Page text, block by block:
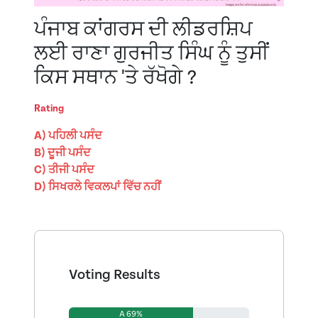
ਪੰਜਾਬ ਕਾਂਗਰਸ ਦੀ ਲੀਡਰਸ਼ਿਪ
ਲਈ ਰਾਣਾ ਗੁਰਜੀਤ ਸਿੰਘ ਨੂੰ ਤੁਸੀਂ
ਕਿਸ ਸਥਾਨ 'ਤੇ ਰੱਖੋਗੇ ?
Rating
A) ਪਹਿਲੀ ਪਸੰਦ
B) ਦੂਜੀ ਪਸੰਦ
C) ਤੀਜੀ ਪਸੰਦ
D) ਸਿਖਰਲੇ ਵਿਕਲਪਾਂ ਵਿੱਚ ਨਹੀਂ
Voting Results
A 69%